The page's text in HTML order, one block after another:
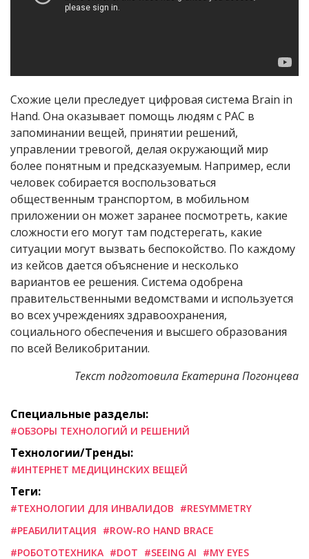
Схожие цели преследует цифровая система Brain in
Hand. Она оказывает помощь людям с РАС в
запоминании вещей, принятии решений,
управлении тревогой, делая окружающий мир
более понятным и предсказуемым. Например, если
человек собирается воспользоваться
общественным транспортом, в мобильном
приложении он может заранее посмотреть, какие
сложности его могут там подстерегать, какие
ситуации могут вызвать беспокойство. По каждому
из кейсов дается объяснение и несколько
вариантов ее решения. Система одобрена
правительственными ведомствами и используется
во всех учреждениях здравоохранения,
социального обеспечения и высшего образования
по всей Великобритании.
Текст подготовила Екатерина Погонцева
Специальные разделы:
#ОБЗОРЫ ТЕХНОЛОГИЙ И РЕШЕНИЙ
Технологии/Тренды:
#ИНТЕРНЕТ МЕДИЦИНСКИХ ВЕЩЕЙ
Теги:
#ТЕХНОЛОГИИ ДЛЯ ИНВАЛИДОВ #RESYMMETRY
#РЕАБИЛИТАЦИЯ #ROW-RO HAND BRACE
#РОБОТОТЕХНИКА #DOT #SEEING AI #MY EYES